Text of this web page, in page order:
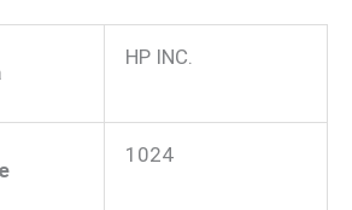
HP INC.
1024